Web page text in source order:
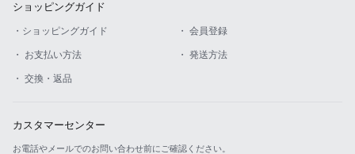
ショッピングガイド
・ショッピングガイド ・ 会員登録
・ お支払い方法 ・ 発送方法
・ 交換・返品
カスタマーセンター
お電話やメールでのお問い合わせ前にご確認ください。